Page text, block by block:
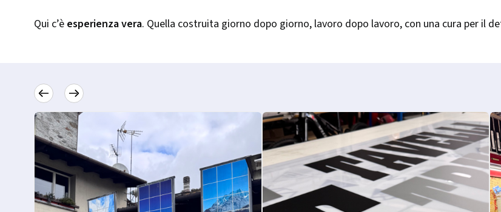
Qui c’è esperienza vera. Quella costruita giorno dopo giorno, lavoro dopo lavoro, con una cura per il